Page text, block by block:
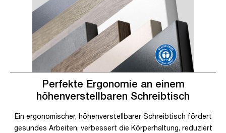
Perfekte Ergonomie an einem
höhenverstellbaren Schreibtisch
Ein ergonomischer, höhenverstellbarer Schreibtisch fördert
gesundes Arbeiten, verbessert die Körperhaltung, reduziert